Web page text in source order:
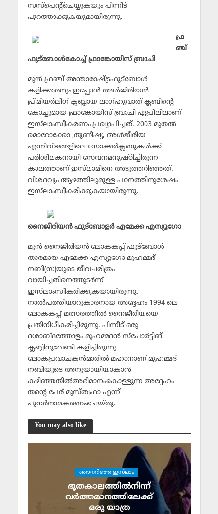
സസ്‌പെന്റ്‌ചെയ്യുകയും പിന്നീട്
പുറത്താക്കുകയുമായിരുന്നു.
ഫ്ര
ഞ്ച്
ഫുട്‌ബോള്‍കോച്ച് ഫ്രാങ്കോയിസ് ബ്രാചി
മുന്‍ ഫ്രഞ്ച് അന്താരാഷ്ട്രഫുട്‌ബോള്‍
കളിക്കാരനും ഇപ്പോള്‍ അള്‍ജീരിയന്‍
പ്രീമിയര്‍ലീഗ് ക്ലബ്ലായ ലാഗ്ഹുവാത് ക്ലബിന്റെ
കോച്ചുമായ ഫ്രാങ്കോയിസ് ബ്രാചി ഏപ്രിലിലാണ്
ഇസ്‌ലാംസ്വീകരണം പ്രഖ്യാപിച്ചത്. 2003 മുതല്‍
മൊറോക്കോ ,തുണീഷ്യ, അള്‍ജീരിയ
എന്നിവിടങ്ങളിലെ സോക്കര്‍ക്ലബുകള്‍ക്ക്
പരിശീലകനായി സേവനമനുഷ്ഠിച്ചിരുന്ന
കാലത്താണ് ഇസ്‌ലാമിനെ അടുത്തറിഞ്ഞത്.
വിശദവും ആഴത്തിലുമുള്ള പഠനത്തിനുശേഷം
ഇസ്‌ലാംസ്വീകരിക്കുകയായിരുന്നു.
നൈജീരിയന്‍ ഫുട്‌ബോളര്‍ എമേക്ക എസ്യൂഗോ
മുന്‍ നൈജീരിയന്‍ ലോകകപ്പ് ഫുട്‌ബോള്‍
താരമായ എമേക്ക എസ്യൂഗോ മുഹമ്മദ്
നബി(സ)യുടെ ജീവചരിത്രം
വായിച്ചതിനെത്തുടര്‍ന്ന്
ഇസ്‌ലാംസ്വീകരിക്കുകയായിരുന്നു.
നാല്‍പത്തിയാറുകാരനായ അദ്ദേഹം 1994 ലെ
ലോകകപ്പ് മത്സരത്തില്‍ നൈജീരിയയെ
പ്രതിനിധീകരിച്ചിരുന്നു. പിന്നീട് ഒരു
ദശാബ്ദത്തോളം മുഹമ്മദന്‍ സ്‌പോര്‍ട്ടിങ്
ക്ലബ്ബിനുവേണ്ടി കളിച്ചിരുന്നു.
ലോകപ്രവാചകന്‍മാരില്‍ മഹാനാണ് മുഹമ്മദ്
നബിയുടെ അനുയായിയാകാന്‍
കഴിഞ്ഞതില്‍അഭിമാനംകൊള്ളുന്ന അദ്ദേഹം
തന്റെ പേര് മുസ്ത്വഫാ എന്ന്
പുനര്‍നാമകരണംചെയ്തു.
You may also like
ഞാനറിഞ്ഞ ഇസ്‌ലാം
ഭൂതകാലത്തില്‍നിന്ന്
വര്‍ത്തമാനത്തിലേക്ക്
ഒരു യാത്ര